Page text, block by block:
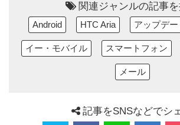
関連ジャンルの記事
Android HTC Aria アップデー
イー・モバイル スマートフォン
メール
記事をSNSなどでシ